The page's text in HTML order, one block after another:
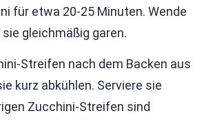
für etwa 20-25 Minuten. Wende
gleichmäßig garen.
Streifen nach dem Backen aus
kurz abkühlen. Serviere sie
Zucchini-Streifen sind